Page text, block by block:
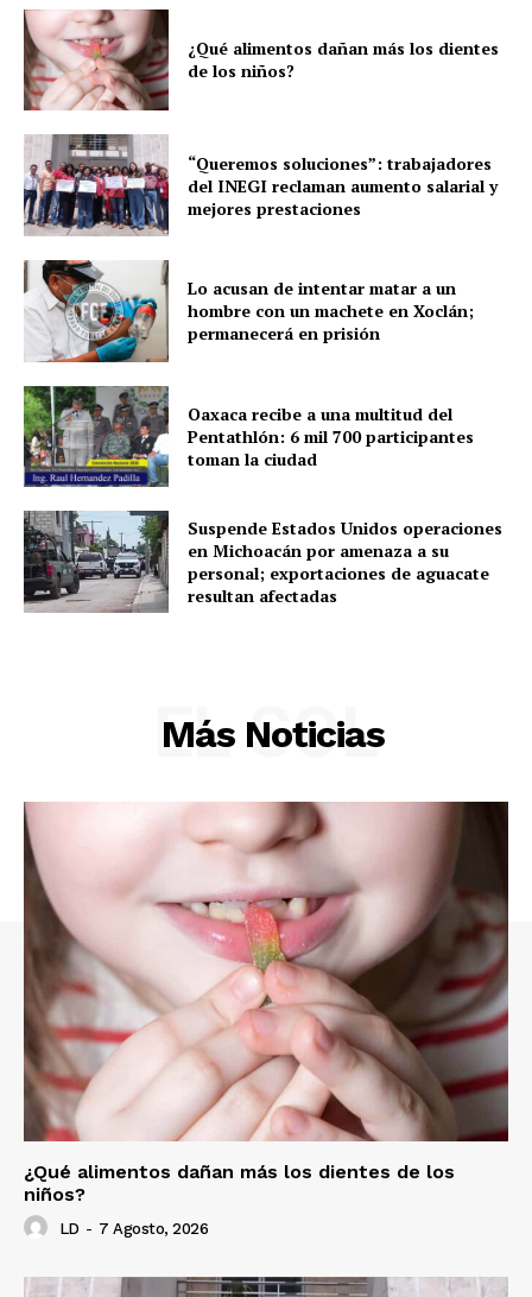
Menú
Yucatán
Sociedad y Negocios
Policíacas
Deportes
Política
Municipios
¿Qué alimentos dañan más los dientes
de los niños?
“Queremos soluciones”: trabajadores
del INEGI reclaman aumento salarial y
mejores prestaciones
Lo acusan de intentar matar a un
hombre con un machete en Xoclán;
permanecerá en prisión
Oaxaca recibe a una multitud del
Pentathlón: 6 mil 700 participantes
toman la ciudad
Suspende Estados Unidos operaciones
en Michoacán por amenaza a su
personal; exportaciones de aguacate
resultan afectadas
Más Noticias
EL SOL
¿Qué alimentos dañan más los dientes de los
niños?
LD - 7 Agosto, 2026